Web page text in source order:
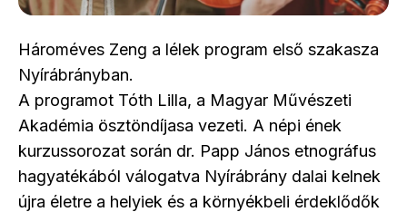
Hároméves Zeng a lélek program első szakasza
Nyírábrányban.
A programot Tóth Lilla, a Magyar Művészeti
Akadémia ösztöndíjasa vezeti. A népi ének
kurzussorozat során dr. Papp János etnográfus
hagyatékából válogatva Nyírábrány dalai kelnek
újra életre a helyiek és a környékbeli érdeklődők